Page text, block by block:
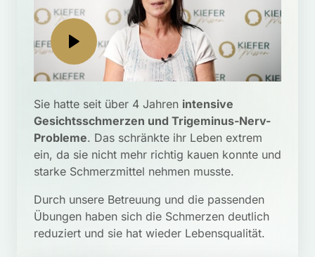
Sie hatte seit über 4 Jahren intensive
Gesichtsschmerzen und Trigeminus-Nerv-
Probleme. Das schränkte ihr Leben extrem
ein, da sie nicht mehr richtig kauen konnte und
starke Schmerzmittel nehmen musste.
Durch unsere Betreuung und die passenden
Übungen haben sich die Schmerzen deutlich
reduziert und sie hat wieder Lebensqualität.